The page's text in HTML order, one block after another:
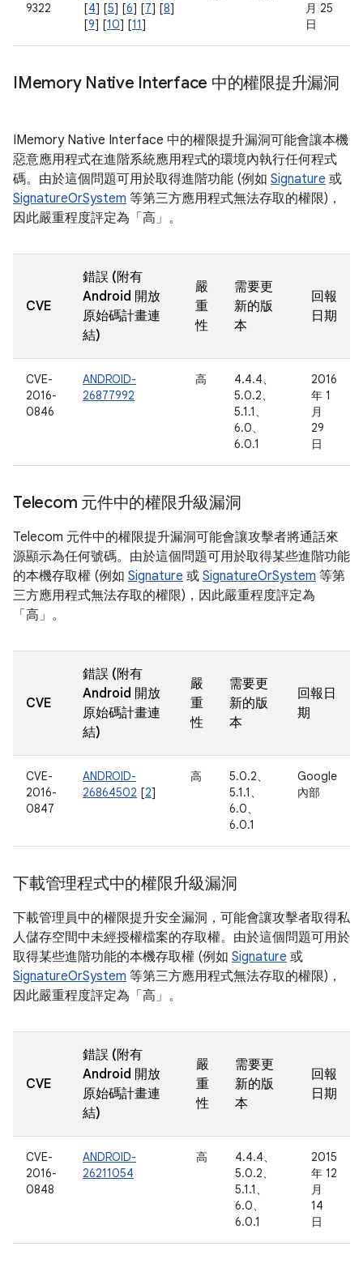
9322
[4] [5] [6] [7] [8]
[9] [10] [11]
月 25
日
IMemory Native Interface 中的權限提升漏洞
IMemory Native Interface 中的權限提升漏洞可能會讓本機
惡意應用程式在進階系統應用程式的環境內執行任何程式
碼。由於這個問題可用於取得進階功能 (例如 Signature 或
SignatureOrSystem 等第三方應用程式無法存取的權限)，
因此嚴重程度評定為「高」。
CVE
錯誤 (附有
Android 開放
原始碼計畫連
結)
嚴
重
性
需要更
新的版
本
回報
日期
CVE-
2016-
0846
ANDROID-
26877992
高
4.4.4、
5.0.2、
5.1.1、
6.0、
6.0.1
2016
年 1
月
29
日
Telecom 元件中的權限升級漏洞
Telecom 元件中的權限提升漏洞可能會讓攻擊者將通話來
源顯示為任何號碼。由於這個問題可用於取得某些進階功能
的本機存取權 (例如 Signature 或 SignatureOrSystem 等第
三方應用程式無法存取的權限)，因此嚴重程度評定為
「高」。
CVE
錯誤 (附有
Android 開放
原始碼計畫連
結)
嚴
重
性
需要更
新的版
本
回報日
期
CVE-
2016-
0847
ANDROID-
26864502 [2]
高
5.0.2、
5.1.1、
6.0、
6.0.1
Google
內部
下載管理程式中的權限升級漏洞
下載管理員中的權限提升安全漏洞，可能會讓攻擊者取得私
人儲存空間中未經授權檔案的存取權。由於這個問題可用於
取得某些進階功能的本機存取權 (例如 Signature 或
SignatureOrSystem 等第三方應用程式無法存取的權限)，
因此嚴重程度評定為「高」。
CVE
錯誤 (附有
Android 開放
原始碼計畫連
結)
嚴
重
性
需要更
新的版
本
回報
日期
CVE-
2016-
0848
ANDROID-
26211054
高
4.4.4、
5.0.2、
5.1.1、
6.0、
6.0.1
2015
年 12
月
14
日